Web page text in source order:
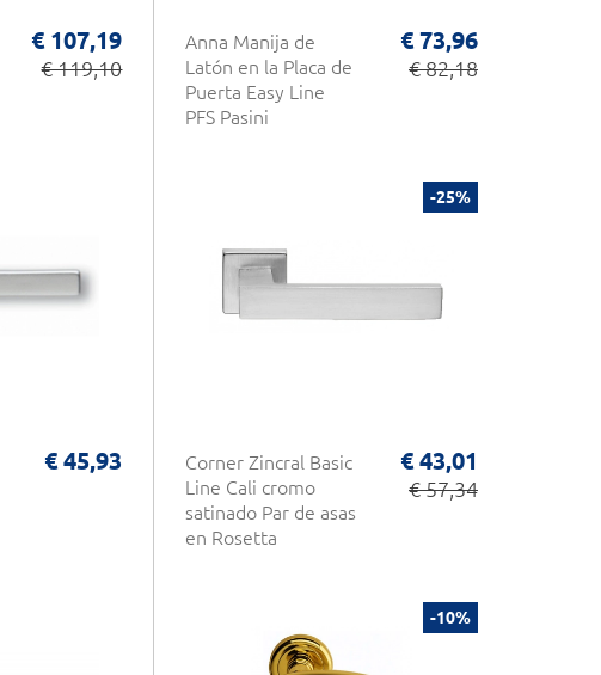
€ 107,19
€ 119,10
Anna Manija de
Latón en la Placa de
Puerta Easy Line
PFS Pasini
€ 73,96
€ 82,18
€ 45,93
-25%
Corner Zincral Basic
Line Cali cromo
satinado Par de asas
en Rosetta
€ 43,01
€ 57,34
-10%